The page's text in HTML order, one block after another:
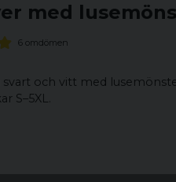
med
6 omdömen
svart och vitt med
S–5XL.